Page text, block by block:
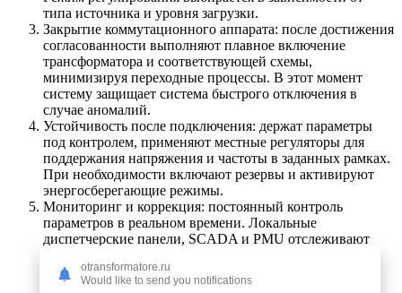
типа источника и уровня загрузки.
Закрытие коммутационного аппарата: после достижения
согласованности выполняют плавное включение
трансформатора и соответствующей схемы,
минимизируя переходные процессы. В этот момент
систему защищает система быстрого отключения в
случае аномалий.
Устойчивость после подключения: держат параметры
под контролем, применяют местные регуляторы для
поддержания напряжения и частоты в заданных рамках.
При необходимости включают резервы и активируют
энергосберегающие режимы.
Мониторинг и коррекция: постоянный контроль
параметров в реальном времени. Локальные
диспетчерские панели, SCADA и PMU отслеживают
изменения.otransformatore.ru
Would like to send you notifications